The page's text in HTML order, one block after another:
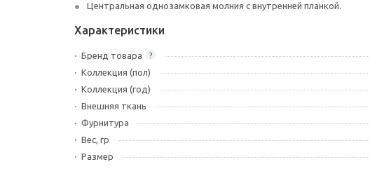
Центральная однозамковая молния с внутренней планкой.
Характеристики
?
Бренд товара
Коллекция (пол)
Коллекция (год)
Внешняя ткань
Фурнитура
Вес, гр
Размер